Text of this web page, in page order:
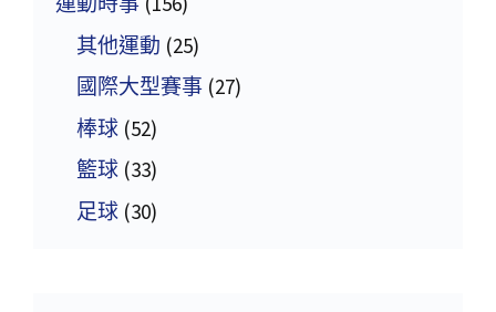
其他運動 (25)
國際大型賽事 (27)
棒球 (52)
籃球 (33)
足球 (30)